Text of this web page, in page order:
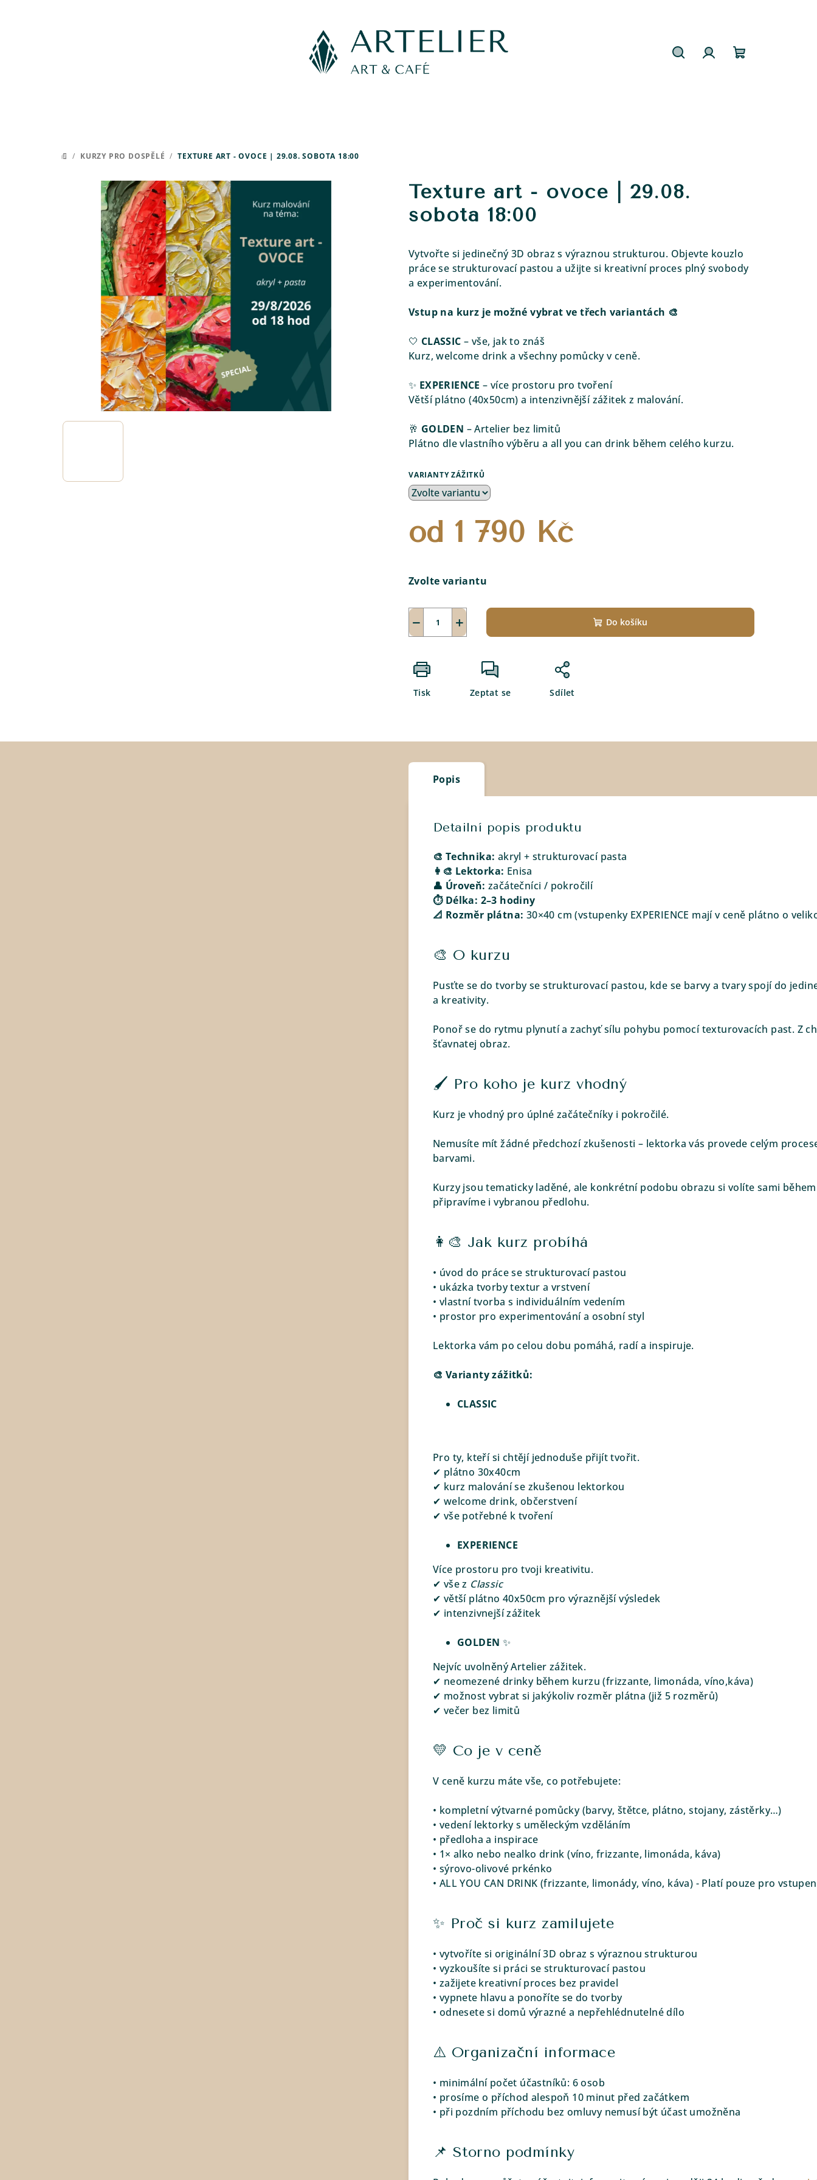
DOMŮ
/ KURZY PRO DOSPĚLÉ / TEXTURE ART - OVOCE | 29.08. SOBOTA 18:00
Texture art - ovoce | 29.08.
sobota 18:00
Vytvořte si jedinečný 3D obraz s výraznou strukturou. Objevte kouzlo
práce se strukturovací pastou a užijte si kreativní proces plný svobody
a experimentování.
Vstup na kurz je možné vybrat ve třech variantách 🎨
🤍 CLASSIC – vše, jak to znáš
Kurz, welcome drink a všechny pomůcky v ceně.
✨ EXPERIENCE – více prostoru pro tvoření
Větší plátno (40x50cm) a intenzivnější zážitek z malování.
🥂 GOLDEN – Artelier bez limitů
Plátno dle vlastního výběru a all you can drink během celého kurzu.
VARIANTY ZÁŽITKŮ
od 1 790 Kč
cena:
Zvolte variantu
+
− Do košíku
Tisk Zeptat se Sdílet
Popis
Detailní popis produktu
🎨 Technika: akryl + strukturovací pasta
👩‍🎨 Lektorka: Enisa
👤 Úroveň: začátečníci / pokročilí
⏱ Délka: 2–3 hodiny
📐 Rozměr plátna: 30×40 cm (vstupenky EXPERIENCE mají v ceně plátno o
🎨 O kurzu
Pusťte se do tvorby se strukturovací pastou, kde se barvy a tvary spojí do
a kreativity.
Ponoř se do rytmu plynutí a zachyť sílu pohybu pomocí texturovacích past. Z
šťavnatej obraz.
🖌️ Pro koho je kurz vhodný
Kurz je vhodný pro úplné začátečníky i pokročilé.
Nemusíte mít žádné předchozí zkušenosti – lektorka vás provede celým
barvami.
Kurzy jsou tematicky laděné, ale konkrétní podobu obrazu si volíte sami
připravíme i vybranou předlohu.
👩‍🎨 Jak kurz probíhá
• úvod do práce se strukturovací pastou
• ukázka tvorby textur a vrstvení
• vlastní tvorba s individuálním vedením
• prostor pro experimentování a osobní styl
Lektorka vám po celou dobu pomáhá, radí a inspiruje.
🎨 Varianty zážitků:
CLASSIC
Pro ty, kteří si chtějí jednoduše přijít tvořit.
✔ plátno 30x40cm
✔ kurz malování se zkušenou lektorkou
✔ welcome drink, občerstvení
✔ vše potřebné k tvoření
EXPERIENCE
Více prostoru pro tvoji kreativitu.
✔ vše z Classic
✔ větší plátno 40x50cm pro výraznější výsledek
✔ intenzivnejší zážitek
GOLDEN ✨
Nejvíc uvolněný Artelier zážitek.
✔ neomezené drinky během kurzu (frizzante, limonáda, víno,káva)
✔ možnost vybrat si jakýkoliv rozměr plátna (již 5 rozměrů)
✔ večer bez limitů
💛 Co je v ceně
V ceně kurzu máte vše, co potřebujete:
• kompletní výtvarné pomůcky (barvy, štětce, plátno, stojany, zástěrky…)
• vedení lektorky s uměleckým vzděláním
• předloha a inspirace
• 1× alko nebo nealko drink (víno, frizzante, limonáda, káva)
• sýrovo-olivové prkénko
• ALL YOU CAN DRINK (frizzante, limonády, víno, káva) - Platí pouze pro
✨ Proč si kurz zamilujete
• vytvoříte si originální 3D obraz s výraznou strukturou
• vyzkoušíte si práci se strukturovací pastou
• zažijete kreativní proces bez pravidel
• vypnete hlavu a ponoříte se do tvorby
• odnesete si domů výrazné a nepřehlédnutelné dílo
⚠️ Organizační informace
• minimální počet účastníků: 6 osob
• prosíme o příchod alespoň 10 minut před začátkem
• při pozdním příchodu bez omluvy nemusí být účast umožněna
📌 Storno podmínky